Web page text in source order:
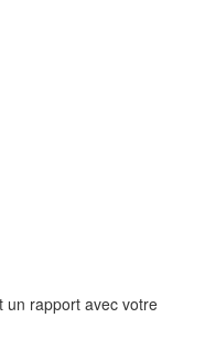
un rapport avec votre